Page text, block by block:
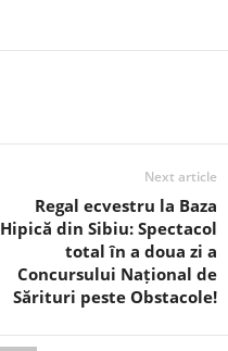
Next article
Regal ecvestru la Baza
Hipică din Sibiu: Spectacol
total în a doua zi a
Concursului Național de
Sărituri peste Obstacole!